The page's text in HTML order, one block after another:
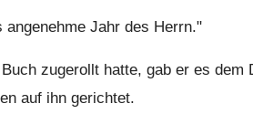
angenehme Jahr des Herrn."
zugerollt hatte, gab er es
auf ihn gerichtet.